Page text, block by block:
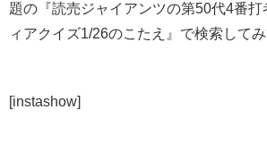
題の『読売ジャイアンツの第50代4番
ィアクイズ1/26のこたえ』で検索してみ
[instashow]